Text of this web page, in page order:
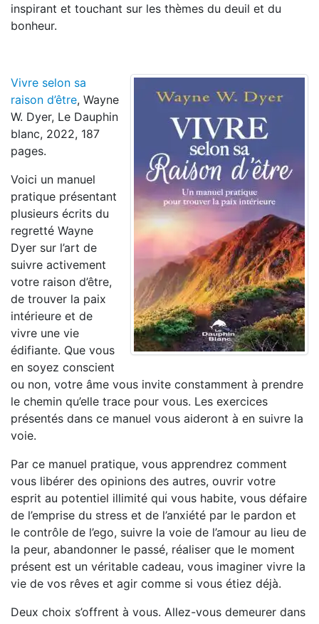
inspirant et touchant sur les thèmes du deuil et du
bonheur.
Vivre selon sa
raison d’être, Wayne
W. Dyer, Le Dauphin
blanc, 2022, 187
pages.
Voici un manuel
pratique présentant
plusieurs écrits du
regretté Wayne
Dyer sur l’art de
suivre activement
votre raison d’être,
de trouver la paix
intérieure et de
vivre une vie
édifiante. Que vous
en soyez conscient
ou non, votre âme vous invite constamment à prendre
le chemin qu’elle trace pour vous. Les exercices
présentés dans ce manuel vous aideront à en suivre la
voie.
Par ce manuel pratique, vous apprendrez comment
vous libérer des opinions des autres, ouvrir votre
esprit au potentiel illimité qui vous habite, vous défaire
de l’emprise du stress et de l’anxiété par le pardon et
le contrôle de l’ego, suivre la voie de l’amour au lieu de
la peur, abandonner le passé, réaliser que le moment
présent est un véritable cadeau, vous imaginer vivre la
vie de vos rêves et agir comme si vous étiez déjà.
Deux choix s’offrent à vous. Allez-vous demeurer dans